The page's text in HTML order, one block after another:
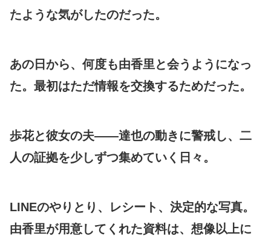
たような気がしたのだった。
あの日から、何度も由香里と会うようになっ
た。最初はただ情報を交換するためだった。
歩花と彼女の夫――達也の動きに警戒し、二
人の証拠を少しずつ集めていく日々。
LINEのやりとり、レシート、決定的な写真。
由香里が用意してくれた資料は、想像以上に